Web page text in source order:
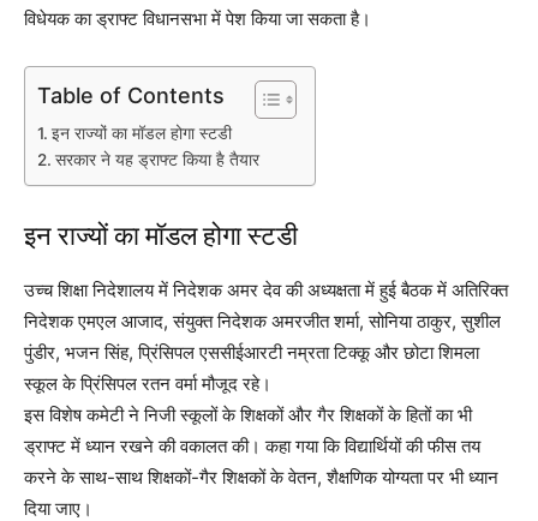
विधेयक का ड्राफ्ट विधानसभा में पेश किया जा सकता है।
Table of Contents
इन राज्यों का मॉडल होगा स्टडी
सरकार ने यह ड्राफ्ट किया है तैयार
इन राज्यों का मॉडल होगा स्टडी
उच्च शिक्षा निदेशालय में निदेशक अमर देव की अध्यक्षता में हुई बैठक में अतिरिक्त
निदेशक एमएल आजाद, संयुक्त निदेशक अमरजीत शर्मा, सोनिया ठाकुर, सुशील
पुंडीर, भजन सिंह, प्रिंसिपल एससीईआरटी नम्रता टिक्कू और छोटा शिमला
स्कूल के प्रिंसिपल रतन वर्मा मौजूद रहे।
इस विशेष कमेटी ने निजी स्कूलों के शिक्षकों और गैर शिक्षकों के हितों का भी
ड्राफ्ट में ध्यान रखने की वकालत की। कहा गया कि विद्यार्थियों की फीस तय
करने के साथ-साथ शिक्षकों-गैर शिक्षकों के वेतन, शैक्षणिक योग्यता पर भी ध्यान
दिया जाए।